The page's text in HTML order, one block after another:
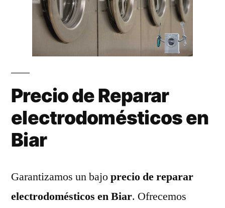
Precio de Reparar
electrodomésticos en
Biar
Garantizamos un bajoprecio de reparar
electrodomésticos en Biar. Ofrecemos